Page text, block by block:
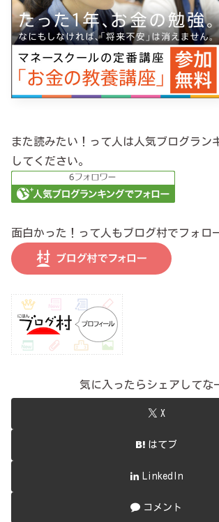
また読みたい！って人は人気ブログラン
してください。
面白かった！って人もブログ村でフォロ
気に入ったらシェアしてな
X
はてブ
LinkedIn
コメント